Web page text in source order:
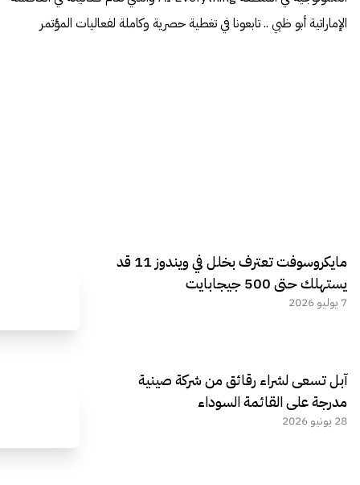
الإماراتية أبو ظبي .. تابعونا في تغطية حصرية وكاملة لفعاليات المؤتمر
مايكروسوفت تعترف بخلل في ويندوز 11 قد
يستهلك حتى 500 جيجابايت
7 يوليو 2026
آبل تسعى لشراء رقائق من شركة صينية
مدرجة على القائمة السوداء
28 يونيو 2026